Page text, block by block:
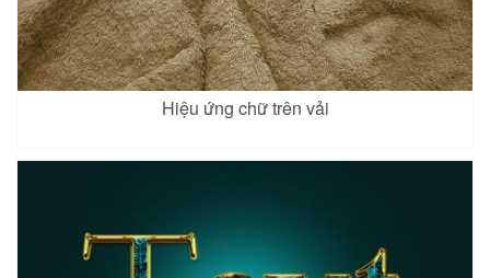
Hiệu ứng chữ trên vải